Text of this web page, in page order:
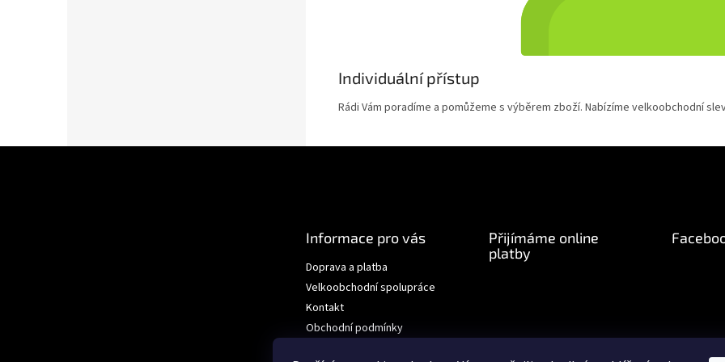
Individuální přístup
Rádi Vám poradíme a pomůžeme s výběrem zboží. Nabízíme velkoobchodní
Informace pro vás
Doprava a platba
Velkoobchodní spolupráce
Kontakt
Obchodní podmínky
Přijímáme online
platby